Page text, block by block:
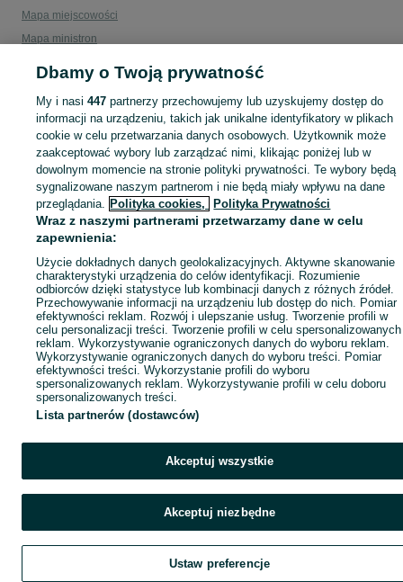
Mapa miejscowości
Mapa ministron
Dbamy o Twoją prywatność
My i nasi447 partnerzy przechowujemy lub uzyskujemy dostęp do
informacji na urządzeniu, takich jak unikalne identyfikatory w plikach
cookie w celu przetwarzania danych osobowych. Użytkownik może
zaakceptować wybory lub zarządzać nimi, klikając poniżej lub w
dowolnym momencie na stronie polityki prywatności. Te wybory będą
sygnalizowane naszym partnerom i nie będą miały wpływu na dane
przeglądania. Polityka cookies, Polityka Prywatności
Wraz z naszymi partnerami przetwarzamy dane w celu
zapewnienia:
Użycie dokładnych danych geolokalizacyjnych. Aktywne skanowanie
charakterystyki urządzenia do celów identyfikacji. Rozumienie
odbiorców dzięki statystyce lub kombinacji danych z różnych źródeł.
Przechowywanie informacji na urządzeniu lub dostęp do nich. Pomiar
efektywności reklam. Rozwój i ulepszanie usług. Tworzenie profili w
celu personalizacji treści. Tworzenie profili w celu spersonalizowanych
reklam. Wykorzystywanie ograniczonych danych do wyboru reklam.
Wykorzystywanie ograniczonych danych do wyboru treści. Pomiar
efektywności treści. Wykorzystanie profili do wyboru
spersonalizowanych reklam. Wykorzystywanie profili w celu doboru
spersonalizowanych treści.
Lista partnerów (dostawców)
Akceptuj wszystkie
Akceptuj niezbędne
Ustaw preferencje